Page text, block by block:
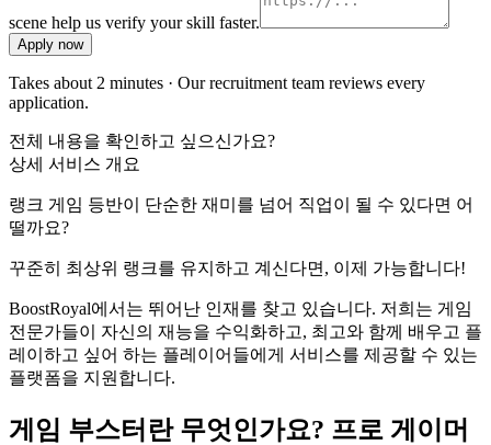
scene help us verify your skill faster.
Apply now
Takes about 2 minutes · Our recruitment team reviews every
application.
전체 내용을 확인하고 싶으신가요?
상세 서비스 개요
랭크 게임 등반이 단순한 재미를 넘어 직업이 될 수 있다면 어
떨까요?
꾸준히 최상위 랭크를 유지하고 계신다면, 이제 가능합니다!
BoostRoyal에서는 뛰어난 인재를 찾고 있습니다. 저희는 게임
전문가들이 자신의 재능을 수익화하고, 최고와 함께 배우고 플
레이하고 싶어 하는 플레이어들에게 서비스를 제공할 수 있는
플랫폼을 지원합니다.
게임 부스터란 무엇인가요? 프로 게이머